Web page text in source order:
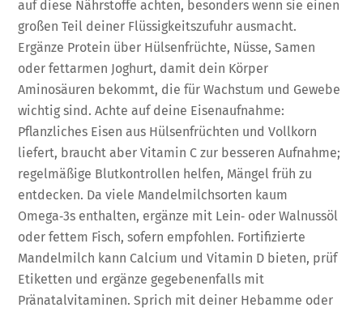
auf diese Nährstoffe achten, besonders wenn sie einen
großen Teil deiner Flüssigkeitszufuhr ausmacht.
Ergänze Protein über Hülsenfrüchte, Nüsse, Samen
oder fettarmen Joghurt, damit dein Körper
Aminosäuren bekommt, die für Wachstum und Gewebe
wichtig sind. Achte auf deine Eisenaufnahme:
Pflanzliches Eisen aus Hülsenfrüchten und Vollkorn
liefert, braucht aber Vitamin C zur besseren Aufnahme;
regelmäßige Blutkontrollen helfen, Mängel früh zu
entdecken. Da viele Mandelmilchsorten kaum
Omega‑3s enthalten, ergänze mit Lein‑ oder Walnussöl
oder fettem Fisch, sofern empfohlen. Fortifizierte
Mandelmilch kann Calcium und Vitamin D bieten, prüf
Etiketten und ergänze gegebenenfalls mit
Pränatalvitaminen. Sprich mit deiner Hebamme oder